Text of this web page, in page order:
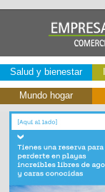
Salud y bienestar
Mundo hogar